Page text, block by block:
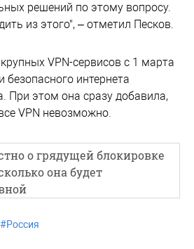
решений по этому вопросу.
из этого", – отметил Песков.
VPN-сервисов с 1 марта
безопасного интернета
При этом она сразу добавила,
VPN невозможно.
о грядущей блокировке
она будет
#Россия